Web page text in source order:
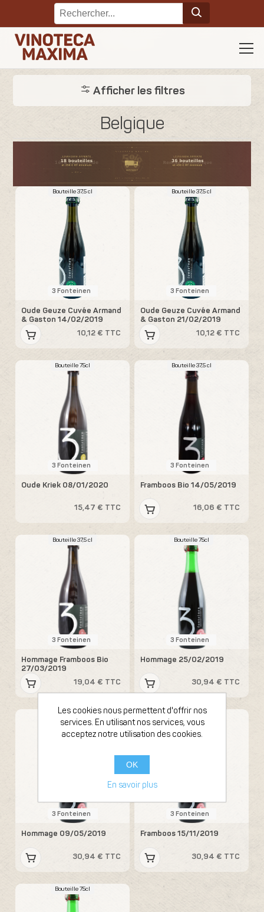
Afficher les filtres
Belgique
Bouteille 37,5 cl
3 Fonteinen
Oude Geuze Cuvée Armand
& Gaston 14/02/2019
10,12 € TTC
Bouteille 37,5 cl
3 Fonteinen
Oude Geuze Cuvée Armand
& Gaston 21/02/2019
10,12 € TTC
Bouteille 75cl
3 Fonteinen
Oude Kriek 08/01/2020
15,47 € TTC
Bouteille 37,5 cl
3 Fonteinen
Framboos Bio 14/05/2019
16,06 € TTC
Bouteille 37,5 cl
3 Fonteinen
Hommage Framboos Bio
27/03/2019
19,04 € TTC
Bouteille 75cl
3 Fonteinen
Hommage 25/02/2019
30,94 € TTC
Bouteille 75cl
3 Fonteinen
Hommage 09/05/2019
30,94 € TTC
Bouteille 75cl
3 Fonteinen
Framboos 15/11/2019
30,94 € TTC
Bouteille 75cl
Les cookies nous permettent d'offrir nos
services. En utilisant nos services, vous
acceptez notre utilisation des cookies.
OK
En savoir plus